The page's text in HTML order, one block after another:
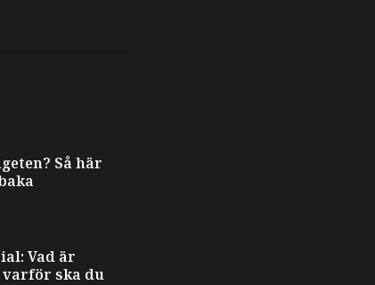
Så här
Vad är
varför ska du